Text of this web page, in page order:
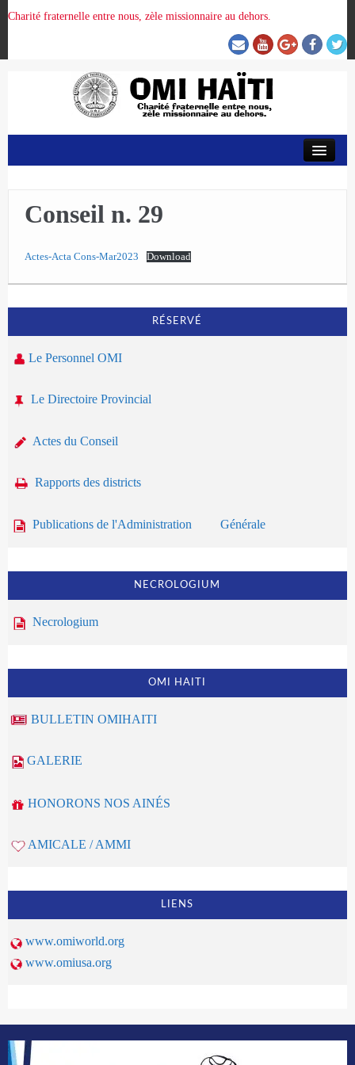
Charité fraternelle entre nous, zèle missionnaire au dehors.
ORGANISATION DE LA PROVINCE
PRÉSENCE OMI
Conseil n. 29
Actes-Acta Cons-Mar2023 Download
RÉSERVÉ
Le Personnel OMI
Le Directoire Provincial
Actes du Conseil
Rapports des districts
Publications de l'Administration Générale
NECROLOGIUM
Necrologium
OMI HAITI
BULLETIN OMIHAITI
GALERIE
HONORONS NOS AINÉS
AMICALE / AMMI
LIENS
www.omiworld.org
www.omiusa.org